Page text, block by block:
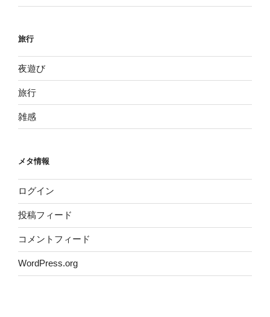
旅行
夜遊び
旅行
雑感
メタ情報
ログイン
投稿フィード
コメントフィード
WordPress.org